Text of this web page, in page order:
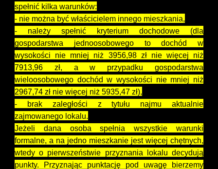
spełnić kilka warunków:
- nie można być właścicielem innego mieszkania,
- należy spełnić kryterium dochodowe (dla
gospodarstwa jednoosobowego to dochód w
wysokości nie mniej niż 3956,98 zł nie więcej niż
7913,96 zł, a w przypadku gospodarstwa
wieloosobowego dochód w wysokości nie mniej niż
2967,74 zł nie więcej niż 5935,47 zł),
- brak zaległości z tytułu najmu aktualnie
zajmowanego lokalu.
Jeżeli dana osoba spełnia wszystkie warunki
formalne, a na jedno mieszkanie jest więcej chętnych,
wtedy o pierwszeństwie przyznania lokalu decydują
punkty. Przyznając punktację pod uwagę bierzemy